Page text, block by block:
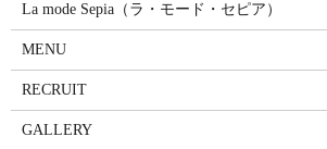
La mode Sepia（ラ・モード・セピア）
MENU
RECRUIT
GALLERY